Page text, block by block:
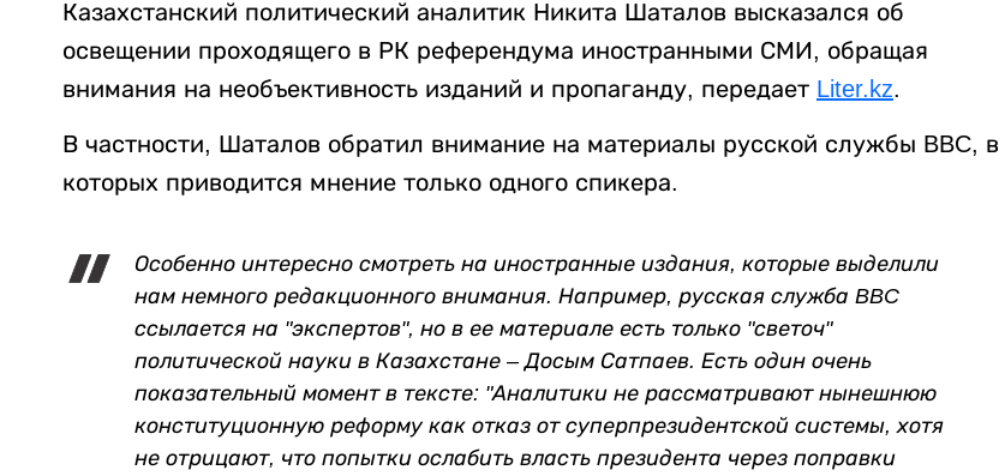
Казахстанский политический аналитик Никита Шаталов высказался об
освещении проходящего в РК референдума иностранными СМИ, обращая
внимания на необъективность изданий и пропаганду, передает Liter.kz.
В частности, Шаталов обратил внимание на материалы русской службы BBC, в
которых приводится мнение только одного спикера.
Особенно интересно смотреть на иностранные издания, которые выделили
нам немного редакционного внимания. Например, русская служба BBC
ссылается на "экспертов", но в ее материале есть только "светоч"
политической науки в Казахстане – Досым Сатпаев. Есть один очень
показательный момент в тексте: "Аналитики не рассматривают нынешнюю
конституционную реформу как отказ от суперпрезидентской системы, хотя
не отрицают, что попытки ослабить власть президента через поправки